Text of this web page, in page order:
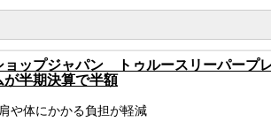
ョップジャパン トゥルースリーパープ
が半期決算で半額
肩や体にかかる負担が軽減